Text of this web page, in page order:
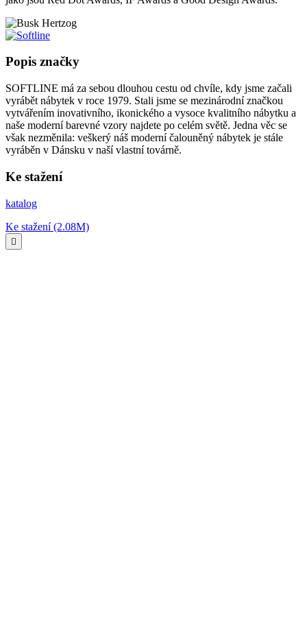
Popis značky
SOFTLINE má za sebou dlouhou cestu od chvíle, kdy jsme začali
vyrábět nábytek v roce 1979. Stali jsme se mezinárodní značkou
vytvářením inovativního, ikonického a vysoce kvalitního nábytku a
naše moderní barevné vzory najdete po celém světě. Jedna věc se
však nezměnila: veškerý náš moderní čalouněný nábytek je stále
vyráběn v Dánsku v naší vlastní továrně.
Ke stažení
katalog
Ke stažení (2.08M)
